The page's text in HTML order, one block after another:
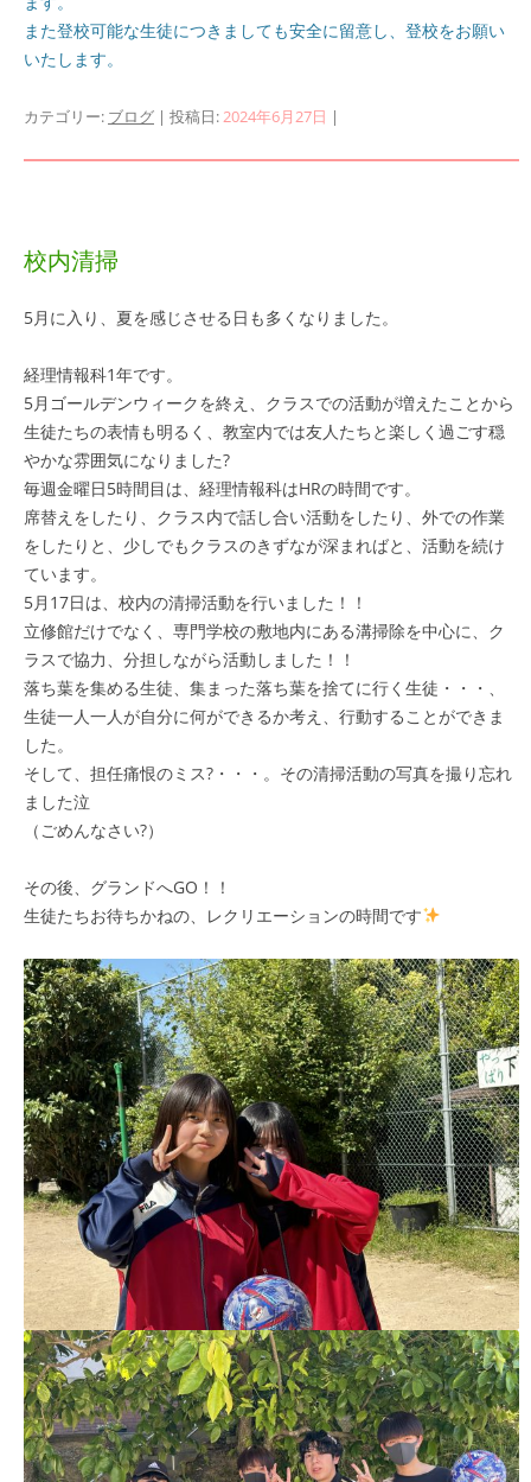
また登校可能な生徒につきましても安全に留意し、登校をお願い
いたします。
カテゴリー: ブログ | 投稿日: 2024年6月27日 |
校内清掃
5月に入り、夏を感じさせる日も多くなりました。
経理情報科1年です。
5月ゴールデンウィークを終え、クラスでの活動が増えたことから
生徒たちの表情も明るく、教室内では友人たちと楽しく過ごす穏
やかな雰囲気になりました?
毎週金曜日5時間目は、経理情報科はHRの時間です。
席替えをしたり、クラス内で話し合い活動をしたり、外での作業
をしたりと、少しでもクラスのきずなが深まればと、活動を続け
ています。
5月17日は、校内の清掃活動を行いました！！
立修館だけでなく、専門学校の敷地内にある溝掃除を中心に、ク
ラスで協力、分担しながら活動しました！！
落ち葉を集める生徒、集まった落ち葉を捨てに行く生徒・・・、
生徒一人一人が自分に何ができるか考え、行動することができま
した。
そして、担任痛恨のミス?・・・。その清掃活動の写真を撮り忘れ
ました泣
（ごめんなさい?）
その後、グランドへGO！！
生徒たちお待ちかねの、レクリエーションの時間です